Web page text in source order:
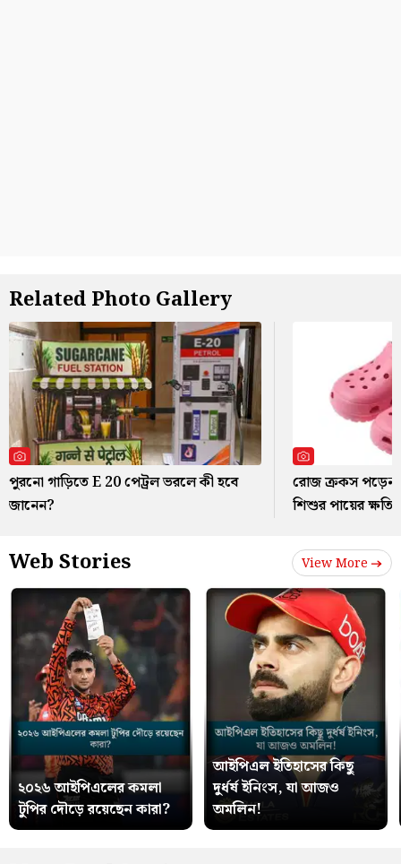
Related Photo Gallery
পুরনো গাড়িতে E 20 পেট্রল ভরলে কী হবে
জানেন?
রোজ ক্রকস
শিশুর পায়ের
Web Stories View More
২০২৬ আইপিএলের কমলা
টুপির দৌড়ে রয়েছেন কারা?
আইপিএল ইতিহাসের কিছু
দুর্ধর্ষ ইনিংস, যা আজও
অমলিন!